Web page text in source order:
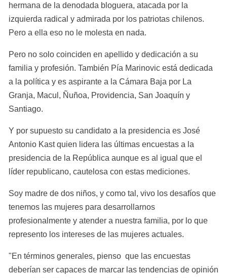
hermana de la denodada bloguera, atacada por la
izquierda radical y admirada por los patriotas chilenos.
Pero a ella eso no le molesta en nada.
Pero no solo coinciden en apellido y dedicación a su
familia y profesión. También Pía Marinovic está dedicada
a la política y es aspirante a la Cámara Baja por La
Granja, Macul, Ñuñoa, Providencia, San Joaquín y
Santiago.
Y por supuesto su candidato a la presidencia es José
Antonio Kast quien lidera las últimas encuestas a la
presidencia de la República aunque es al igual que el
líder republicano, cautelosa con estas mediciones.
Soy madre de dos niños, y como tal, vivo los desafíos que
tenemos las mujeres para desarrollarnos
profesionalmente y atender a nuestra familia, por lo que
represento los intereses de las mujeres actuales.
"En términos generales, pienso  que las encuestas
deberían ser capaces de marcar las tendencias de opinión